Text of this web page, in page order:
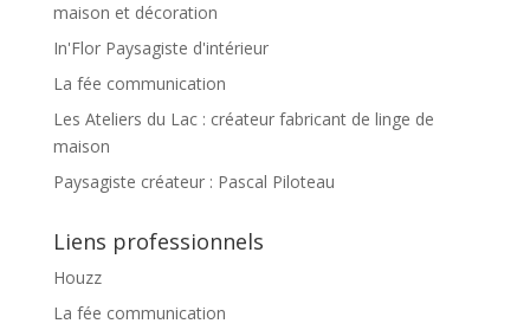
maison et décoration
In'Flor Paysagiste d'intérieur
La fée communication
Les Ateliers du Lac : créateur fabricant de linge de
maison
Paysagiste créateur : Pascal Piloteau
Liens professionnels
Houzz
La fée communication